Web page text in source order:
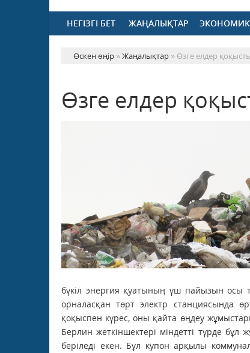
НЕГІЗГІ БЕТ ЖАҢАЛЫҚТАР
Өскен өңір »Жаңалықтар » Өзге елдер
Өзге елдер
бүкіл энергия қуатының үш пайызын
орналасқан төрт электр станциясында
қоқыспен күрес, оны қайта өңдеу
Берлин жеткіншектері міндетті түрде
беріледі екен. Бұл купон арқылы